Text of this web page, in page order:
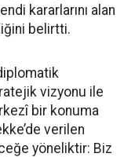
kararlarını alan
belirtti.
vizyonu ile
bir konuma
verilen
yöneliktir: Biz